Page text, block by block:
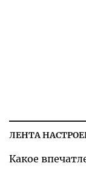
ЛЕНТА
Какое